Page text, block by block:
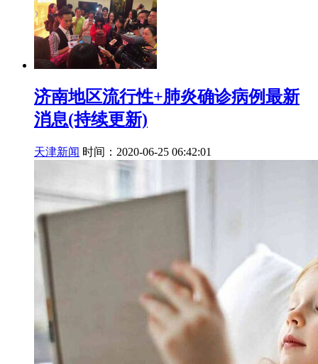
济南地区流行性+肺炎确诊病例最新
消息(持续更新)
天津新闻 时间：2020-06-25 06:42:01